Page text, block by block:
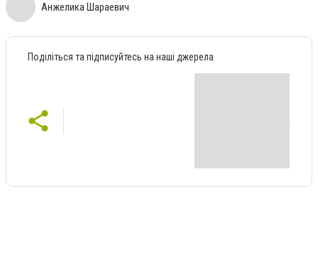
Анжелика Шараевич
Поділіться та підписуйтесь на наші джерела